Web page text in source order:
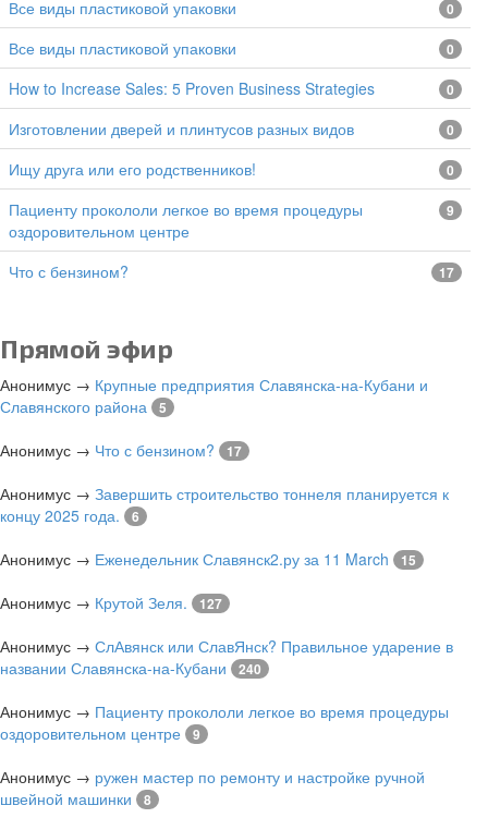
все виды пластиковой упаковки 0
все виды пластиковой упаковки 0
How to Increase Sales: 5 Proven Business Strategies 0
изготовлении дверей и плинтусов разных видов 0
Ищу друга или его родственников! 0
Пациенту прокололи легкое во время процедуры
оздоровительном центре
9
Что с бензином? 17
Прямой эфир
Анонимус → Крупные предприятия Славянска-на-Кубани и
Славянского района
5
Анонимус → Что с бензином? 17
Анонимус → Завершить строительство тоннеля планируется к
концу 2025 года.
6
Анонимус → Еженедельник Славянск2.ру за 11 March 15
Анонимус → Крутой Зеля. 127
Анонимус → СлАвянск или СлавЯнск? Правильное ударение в
названии Славянска-на-Кубани
240
Анонимус → Пациенту прокололи легкое во время процедуры
оздоровительном центре
9
Анонимус → ружен мастер по ремонту и настройке ручной
швейной машинки
8